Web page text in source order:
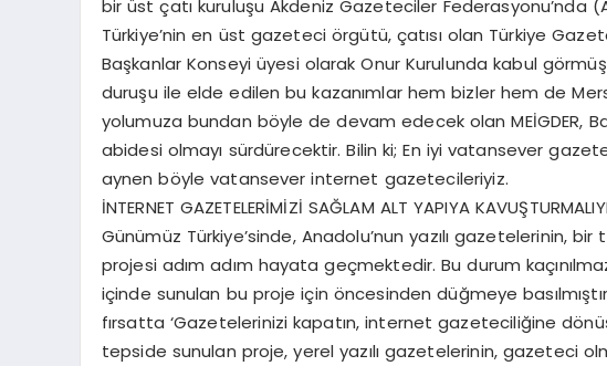
bir üst çatı kuruluşu Akdeniz Gazeteciler Federasyonu’nda
Türkiye’nin en üst gazeteci örgütü, çatısı olan Türkiye
Başkanlar Konseyi üyesi olarak Onur Kurulunda kabul
duruşu ile elde edilen bu kazanımlar hem bizler hem de
yolumuza bundan böyle de devam edecek olan MEİGDER,
abidesi olmayı sürdürecektir. Bilin ki; En iyi vatansever
aynen böyle vatansever internet gazetecileriyiz.
İNTERNET GAZETELERİMİZİ SAĞLAM ALT YAPIYA
Günümüz Türkiye’sinde, Anadolu’nun yazılı gazetelerinin,
projesi adım adım hayata geçmektedir. Bu durum
içinde sunulan bu proje için öncesinden düğmeye
fırsatta ‘Gazetelerinizi kapatın, internet gazeteciliğine
tepside sunulan proje, yerel yazılı gazetelerinin, gazeteci